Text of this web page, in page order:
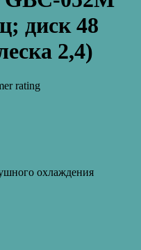
диск 48
2,4)
rating
охлаждения